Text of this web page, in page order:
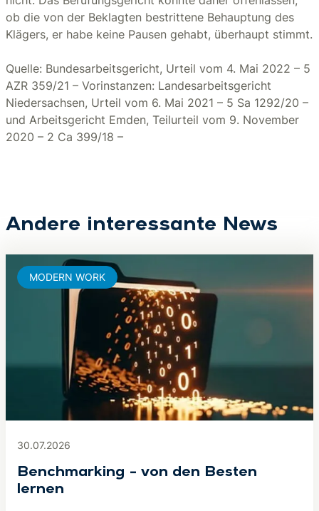
ob die von der Beklagten bestrittene Behauptung des
Klägers, er habe keine Pausen gehabt, überhaupt stimmt.
Quelle: Bundesarbeitsgericht, Urteil vom 4. Mai 2022 – 5
AZR 359/21 – Vorinstanzen: Landesarbeitsgericht
Niedersachsen, Urteil vom 6. Mai 2021 – 5 Sa 1292/20 –
und Arbeitsgericht Emden, Teilurteil vom 9. November
2020 – 2 Ca 399/18 –
Andere interessante News
30.07.2026
Benchmarking – von den Besten
lernen
MODERN WORK